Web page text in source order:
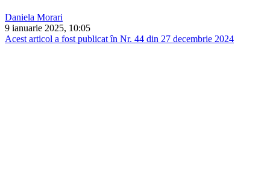
Daniela Morari
9 ianuarie 2025, 10:05
Acest articol a fost publicat în Nr. 44 din 27 decembrie 2024